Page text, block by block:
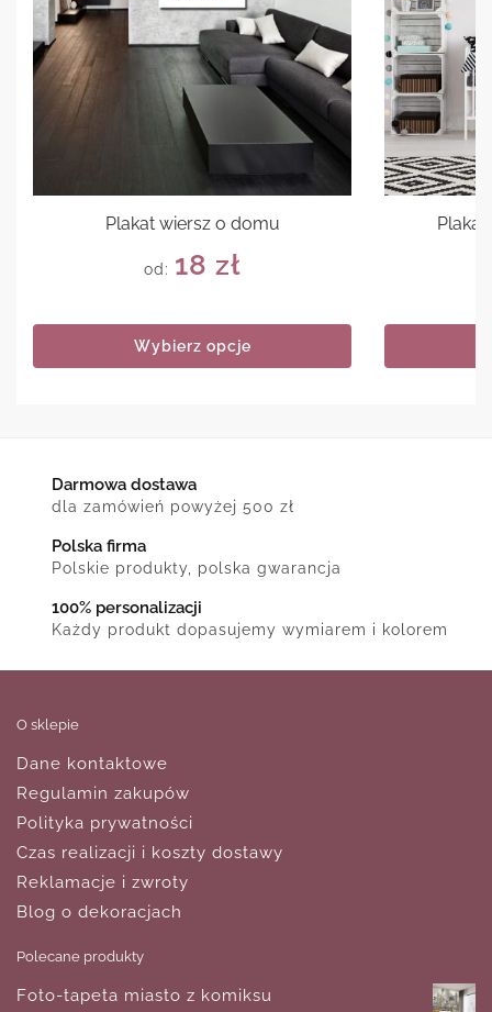
Plakat wiersz o domu
od: 18 zł
Wybierz opcje
Darmowa dostawa
dla zamówień powyżej 500 zł
Polska firma
Polskie produkty, polska gwarancja
100% personalizacji
Każdy produkt dopasujemy wymiarem i kolorem
O sklepie
Dane kontaktowe
Regulamin zakupów
Polityka prywatności
Czas realizacji i koszty dostawy
Reklamacje i zwroty
Blog o dekoracjach
Polecane produkty
Foto-tapeta miasto z komiksu